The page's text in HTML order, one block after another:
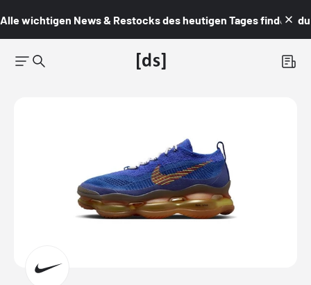
Alle wichtigen News & Restocks des heutigen Tages findest du